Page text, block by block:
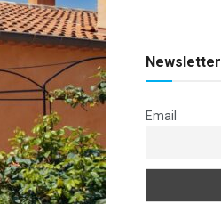
Newsletter
Email